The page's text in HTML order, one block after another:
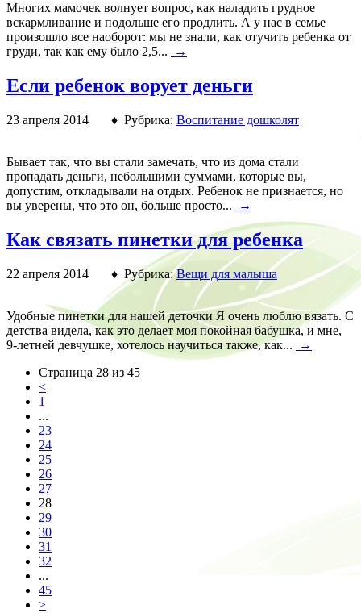
Многих мамочек волнует вопрос, как наладить грудное
вскармливание и подольше его продлить. А у нас в семье
произошло все наоборот: мы не знали, как отучить ребенка от
груди, так как ему было 2,5...
→
Если ребенок ворует деньги
23 апреля 2014 ♦ Рубрика: Воспитание дошколят
Бывает так, что вы стали замечать, что из дома стали
пропадать деньги, небольшими суммами, которые вы,
допустим, откладывали на отдых. Ребенок не признается, но
вы уверены, что это он, больше просто...
→
Как связать пинетки для ребенка
22 апреля 2014 ♦ Рубрика:Вещи для малыша
Удобные пинетки для нашей деточки Я очень люблю вязать. С
детства видела, как это делает моя покойная бабушка, и мне,
9-летней девчушке, хотелось научиться также, как...
→
Страница 28 из 45
<
1
...
23
24
25
26
27
28
29
30
31
32
...
45
>